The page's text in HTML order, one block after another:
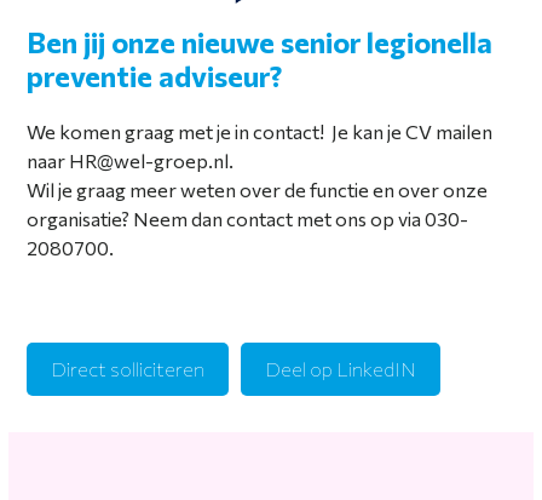
Ben jij onze nieuwe senior legionella
preventie adviseur?
We komen graag met je in contact! Je kan je CV mailen
naar HR@wel-groep.nl.
Wil je graag meer weten over de functie en over onze
organisatie? Neem dan contact met ons op via 030-
2080700.
Direct solliciteren Deel op LinkedIN